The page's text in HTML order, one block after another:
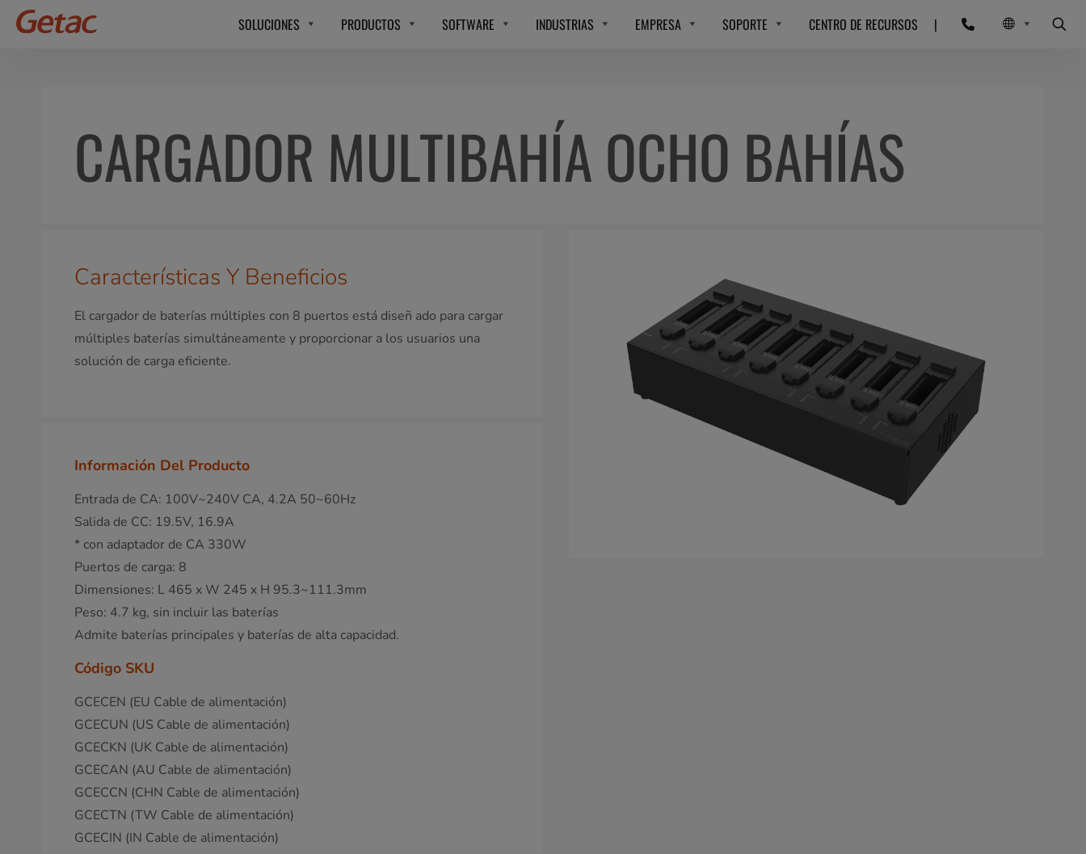
SOLUCIONES PRODUCTOS SOFTWARE INDUSTRIAS EMPRESA SOPORTE CENTRO DE RECURSOS |
CARGADOR MULTIBAHÍA OCHO BAHÍAS
Características Y Beneficios
El cargador de baterías múltiples con 8 puertos está diseñ ado para cargar
múltiples baterías simultáneamente y proporcionar a los usuarios una
solución de carga eficiente.
Información Del Producto
Entrada de CA: 100V~240V CA, 4.2A 50~60Hz
Salida de CC: 19.5V, 16.9A
* con adaptador de CA 330W
Puertos de carga: 8
Dimensiones: L 465 x W 245 x H 95.3~111.3mm
Peso: 4.7 kg, sin incluir las baterías
Admite baterías principales y baterías de alta capacidad.
Código SKU
GCECEN (EU Cable de alimentación)
GCECUN (US Cable de alimentación)
GCECKN (UK Cable de alimentación)
GCECAN (AU Cable de alimentación)
GCECCN (CHN Cable de alimentación)
GCECTN (TW Cable de alimentación)
GCECIN (IN Cable de alimentación)